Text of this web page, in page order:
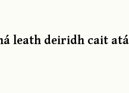
leath deiridh cait